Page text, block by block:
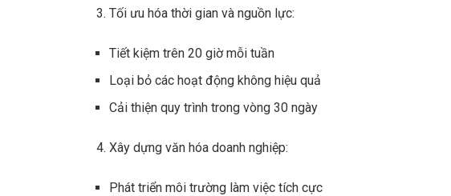
Tối ưu hóa thời gian và nguồn lực:
Tiết kiệm trên 20 giờ mỗi tuần
Loại bỏ các hoạt động không hiệu quả
Cải thiện quy trình trong vòng 30 ngày
Xây dựng văn hóa doanh nghiệp:
Phát triển môi trường làm việc tích cực